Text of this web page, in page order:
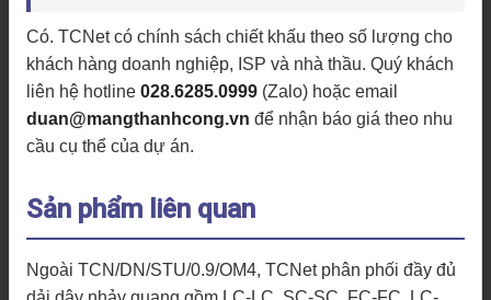
Có. TCNet có chính sách chiết khấu theo số lượng cho
khách hàng doanh nghiệp, ISP và nhà thầu. Quý khách
liên hệ hotline 028.6285.0999 (Zalo) hoặc email
duan@mangthanhcong.vn để nhận báo giá theo nhu
cầu cụ thể của dự án.
Sản phẩm liên quan
Ngoài TCN/DN/STU/0.9/OM4, TCNet phân phối đầy đủ